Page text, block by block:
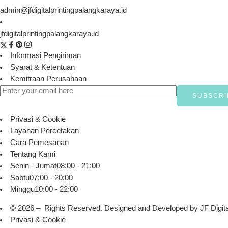
admin@jfdigitalprintingpalangkaraya.id
jfdigitalprintingpalangkaraya.id
Informasi Pengiriman
Syarat & Ketentuan
Kemitraan Perusahaan
Privasi & Cookie
Layanan Percetakan
Cara Pemesanan
Tentang Kami
Senin - Jumat08:00 - 21:00
Sabtu07:00 - 20:00
Minggu10:00 - 22:00
© 2026 – Rights Reserved. Designed and Developed by JF
Privasi & Cookie